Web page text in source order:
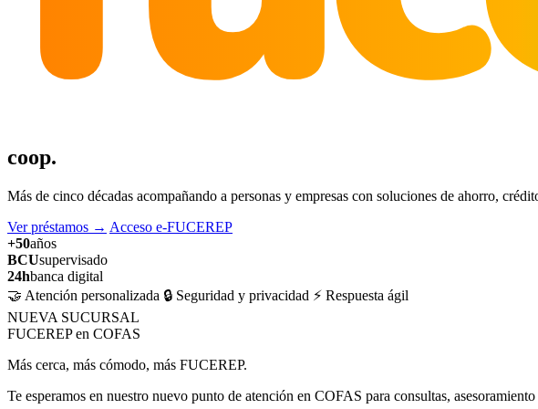
coop.
Más de cinco décadas acompañando a personas y empresas con soluciones de ahorro,
Ver préstamos → Acceso e-FUCEREP
+50años
BCUsupervisado
24hbanca digital
🤝 Atención personalizada 🔒 Seguridad y privacidad ⚡ Respuesta ágil
NUEVA SUCURSAL
FUCEREP en COFAS
Más cerca, más cómodo, más FUCEREP.
Te esperamos en nuestro nuevo punto de atención en COFAS para consultas,